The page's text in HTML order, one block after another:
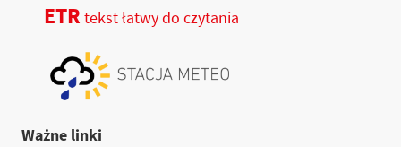
ETR tekst łatwy do czytania
Ważne linki